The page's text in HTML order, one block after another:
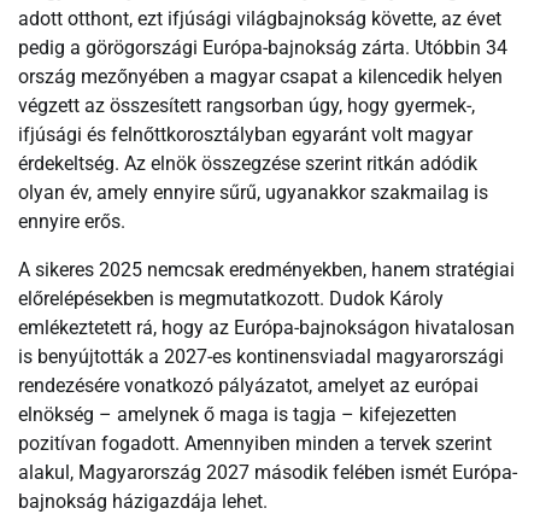
adott otthont, ezt ifjúsági világbajnokság követte, az évet
pedig a görögországi Európa-bajnokság zárta. Utóbbin 34
ország mezőnyében a magyar csapat a kilencedik helyen
végzett az összesített rangsorban úgy, hogy gyermek-,
ifjúsági és felnőttkorosztályban egyaránt volt magyar
érdekeltség. Az elnök összegzése szerint ritkán adódik
olyan év, amely ennyire sűrű, ugyanakkor szakmailag is
ennyire erős.
A sikeres 2025 nemcsak eredményekben, hanem stratégiai
előrelépésekben is megmutatkozott. Dudok Károly
emlékeztetett rá, hogy az Európa-bajnokságon hivatalosan
is benyújtották a 2027-es kontinensviadal magyarországi
rendezésére vonatkozó pályázatot, amelyet az európai
elnökség – amelynek ő maga is tagja – kifejezetten
pozitívan fogadott. Amennyiben minden a tervek szerint
alakul, Magyarország 2027 második felében ismét Európa-
bajnokság házigazdája lehet.